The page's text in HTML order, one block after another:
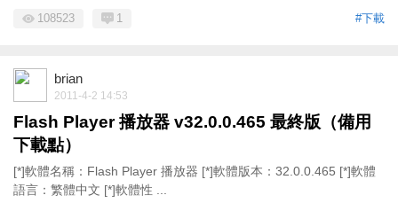
#下載
108523 1
brian
2011-4-2 14:53
Flash Player 播放器 v32.0.0.465 最終版（備用
下載點）
[*]軟體名稱：Flash Player 播放器 [*]軟體版本：32.0.0.465 [*]軟體
語言：繁體中文 [*]軟體性 ...